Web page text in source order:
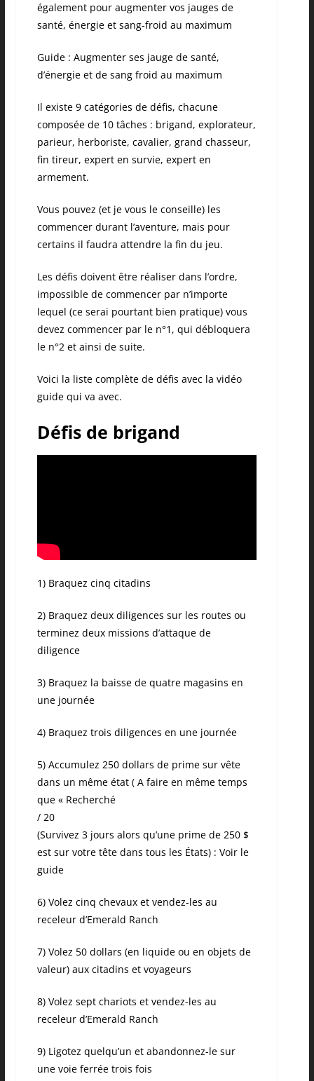
également pour augmenter vos jauges de
santé, énergie et sang-froid au maximum
Guide : Augmenter ses jauge de santé,
d’énergie et de sang froid au maximum
Il existe 9 catégories de défis, chacune
composée de 10 tâches : brigand, explorateur,
parieur, herboriste, cavalier, grand chasseur,
fin tireur, expert en survie, expert en
armement.
Vous pouvez (et je vous le conseille) les
commencer durant l’aventure, mais pour
certains il faudra attendre la fin du jeu.
Les défis doivent être réaliser dans l’ordre,
impossible de commencer par n’importe
lequel (ce serai pourtant bien pratique) vous
devez commencer par le n°1, qui débloquera
le n°2 et ainsi de suite.
Voici la liste complète de défis avec la vidéo
guide qui va avec.
Défis de brigand
1) Braquez cinq citadins
2) Braquez deux diligences sur les routes ou
terminez deux missions d’attaque de
diligence
3) Braquez la baisse de quatre magasins en
une journée
4) Braquez trois diligences en une journée
5) Accumulez 250 dollars de prime sur vête
dans un même état ( A faire en même temps
que « Recherché
/ 20
(Survivez 3 jours alors qu’une prime de 250 $
est sur votre tête dans tous les États) : Voir le
guide
6) Volez cinq chevaux et vendez-les au
receleur d’Emerald Ranch
7) Volez 50 dollars (en liquide ou en objets de
valeur) aux citadins et voyageurs
8) Volez sept chariots et vendez-les au
receleur d’Emerald Ranch
9) Ligotez quelqu’un et abandonnez-le sur
une voie ferrée trois fois